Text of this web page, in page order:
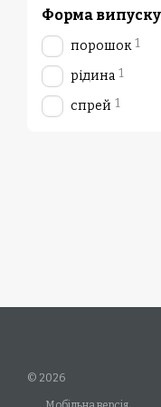
Форма випуску
порошок 1
рідина 1
спрей 1
© 2026